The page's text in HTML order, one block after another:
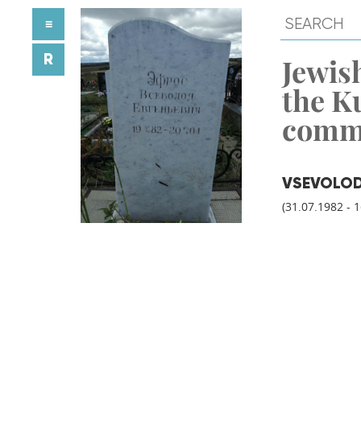
the
(31.07.1982 -
≡
R